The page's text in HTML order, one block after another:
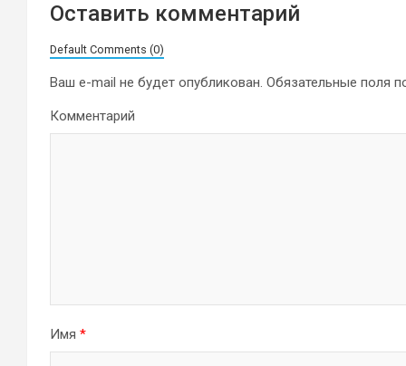
Оставить комментарий
Default Comments (0)
Ваш e-mail не будет опубликован. Обязательные поля
Комментарий
Имя *